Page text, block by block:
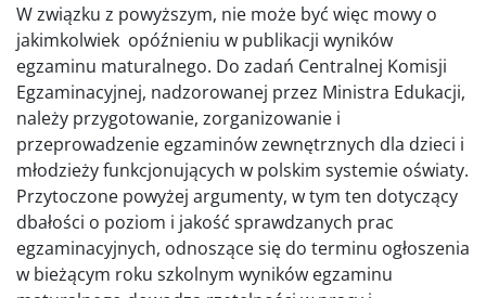
W związku z powyższym, nie może być więc mowy o
jakimkolwiek opóźnieniu w publikacji wyników
egzaminu maturalnego. Do zadań Centralnej Komisji
Egzaminacyjnej, nadzorowanej przez Ministra Edukacji,
należy przygotowanie, zorganizowanie i
przeprowadzenie egzaminów zewnętrznych dla dzieci i
młodzieży funkcjonujących w polskim systemie oświaty.
Przytoczone powyżej argumenty, w tym ten dotyczący
dbałości o poziom i jakość sprawdzanych prac
egzaminacyjnych, odnoszące się do terminu ogłoszenia
w bieżącym roku szkolnym wyników egzaminu